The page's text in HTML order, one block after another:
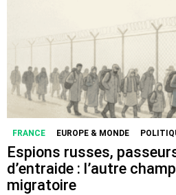
FRANCE EUROPE & MONDE
Espions russes,
d’entraide : l’autre
migratoire